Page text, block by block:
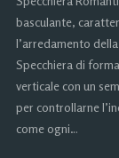
basculante,
l’arredamento
Specchiera di
verticale con un
per controllarne
come ogni…